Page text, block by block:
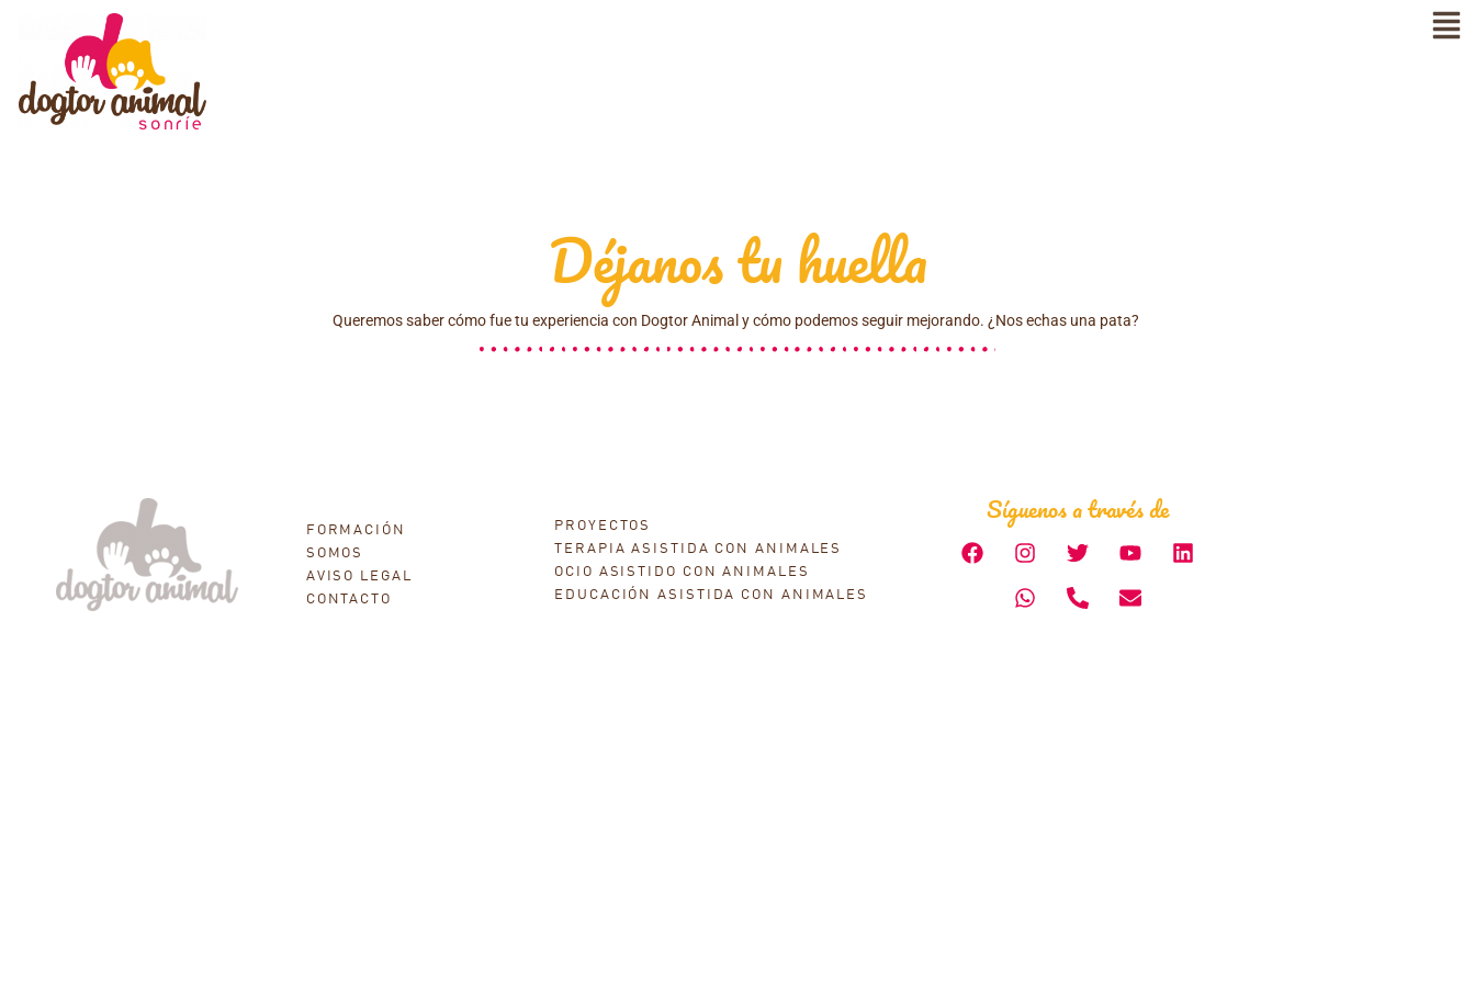
Déjanos tu huella
Queremos saber cómo fue tu experiencia con Dogtor Animal y cómo podemos seguir mejorando. ¿Nos echas una pata?
FORMACIÓN
SOMOS
AVISO LEGAL
CONTACTO
PROYECTOS
TERAPIA ASISTIDA CON ANIMALES
OCIO ASISTIDO CON ANIMALES
EDUCACIÓN ASISTIDA CON ANIMALES
Síguenos a través de